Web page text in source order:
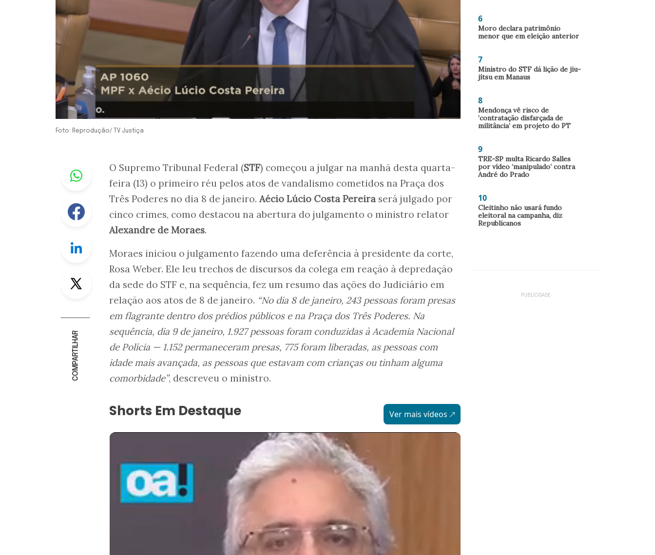
Foto: Reprodução/ TV Justiça
Whastapp
Facebook
Twitter
COMPARTILHAR
O Supremo Tribunal Federal (STF) começou a julgar na manhã desta quarta-
feira (13) o primeiro réu pelos atos de vandalismo cometidos na Praça dos
Três Poderes no dia 8 de janeiro. Aécio Lúcio Costa Pereira será julgado por
cinco crimes, como destacou na abertura do julgamento o ministro relator
Alexandre de Moraes.
Moraes iniciou o julgamento fazendo uma deferência à presidente da corte,
Rosa Weber. Ele leu trechos de discursos da colega em reação à depredação
da sede do STF e, na sequência, fez um resumo das ações do Judiciário em
relação aos atos de 8 de janeiro. “No dia 8 de janeiro, 243 pessoas foram presas
em flagrante dentro dos prédios públicos e na Praça dos Três Poderes. Na
sequência, dia 9 de janeiro, 1.927 pessoas foram conduzidas à Academia Nacional
de Polícia — 1.152 permaneceram presas, 775 foram liberadas, as pessoas com
idade mais avançada, as pessoas que estavam com crianças ou tinham alguma
comorbidade”, descreveu o ministro.
Shorts Em Destaque Ver mais vídeos
6
Moro declara patrimônio
menor que em eleição anterior
7
Ministro do STF dá lição de jiu-
jítsu em Manaus
8
Mendonça vê risco de
‘contratação disfarçada de
militância’ em projeto do PT
9
TRE-SP multa Ricardo Salles
por vídeo ‘manipulado’ contra
André do Prado
10
Cleitinho não usará fundo
eleitoral na campanha, diz
Republicanos